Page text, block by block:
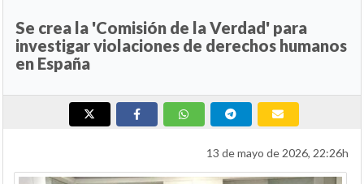
Se crea la 'Comisión de la Verdad' para
investigar violaciones de derechos humanos
en España
13 de mayo de 2026, 22:26h